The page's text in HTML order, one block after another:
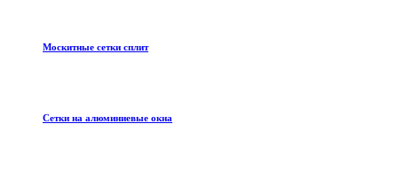
Москитные сетки сплит
Сетки на алюминиевые окна